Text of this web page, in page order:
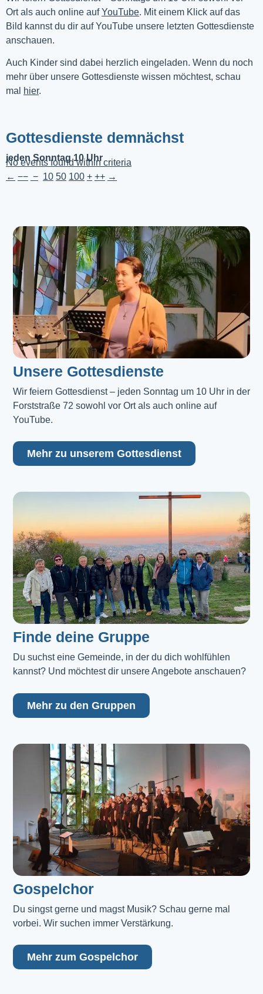
Ort als auch online auf YouTube. Mit einem Klick auf das
Bild kannst du dir auf YouTube unsere letzten Gottesdienste
anschauen.
Auch Kinder sind dabei herzlich eingeladen. Wenn du noch
mehr über unsere Gottesdienste wissen möchtest, schau
mal
hier.
Gottesdienste demnächst
jeden Sonntag 10 Uhr
No events found within criteria
← −− − 10 50 100 + ++ →
Unsere Gottesdienste
Wir feiern Gottesdienst – jeden Sonntag um 10 Uhr in der
Forststraße 72 sowohl vor Ort als auch online auf
YouTube.
Mehr zu unserem Gottesdienst
Finde deine Gruppe
Du suchst eine Gemeinde, in der du dich wohlfühlen
kannst? Und möchtest dir unsere Angebote anschauen?
Mehr zu den Gruppen
Gospelchor
Du singst gerne und magst Musik? Schau gerne mal
vorbei. Wir suchen immer Verstärkung.
Mehr zum Gospelchor